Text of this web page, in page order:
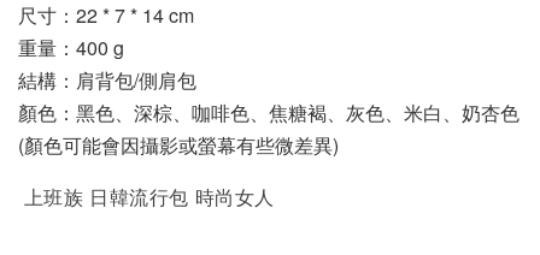
尺寸：22 * 7 * 14 cm
重量：400 g
結構：肩背包/側肩包
顏色：黑色、深棕、咖啡色、焦糖褐、灰色、米白、奶杏色
(顏色可能會因攝影或螢幕有些微差異)
上班族 日韓流行包 時尚女人